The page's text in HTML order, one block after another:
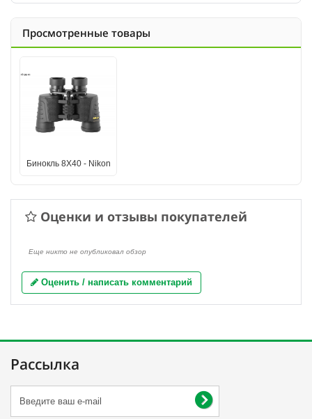
Просмотренные товары
Бинокль 8X40 - Nikon
Оценки и отзывы покупателей
Еще никто не опубликовал обзор
Оценить / написать комментарий
Рассылка